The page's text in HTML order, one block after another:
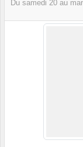
Du samedi 20 au